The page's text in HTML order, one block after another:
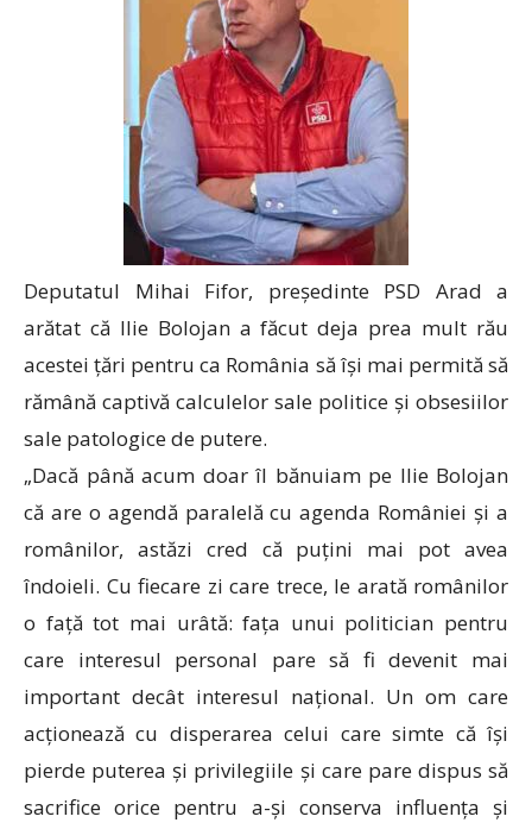
Deputatul Mihai Fifor, președinte PSD Arad a
arătat că Ilie Bolojan a făcut deja prea mult rău
acestei țări pentru ca România să își mai permită să
rămână captivă calculelor sale politice și obsesiilor
sale patologice de putere.
„Dacă până acum doar îl bănuiam pe Ilie Bolojan
că are o agendă paralelă cu agenda României și a
românilor, astăzi cred că puțini mai pot avea
îndoieli. Cu fiecare zi care trece, le arată românilor
o față tot mai urâtă: fața unui politician pentru
care interesul personal pare să fi devenit mai
important decât interesul național. Un om care
acționează cu disperarea celui care simte că își
pierde puterea și privilegiile și care pare dispus să
sacrifice orice pentru a-și conserva influența și